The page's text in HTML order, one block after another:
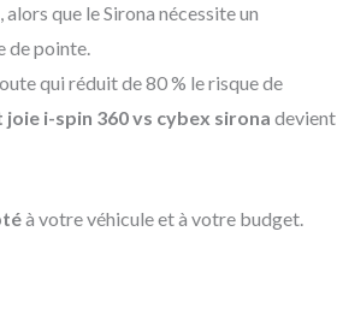
, alors que le Sirona nécessite un
de pointe.
qui réduit de 80 % le risque de
i-spin 360 vs cybex sirona devient
à votre véhicule et à votre budget.